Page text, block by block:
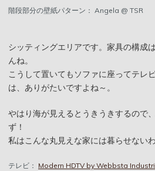
階段部分の壁紙パターン： Angela @ TSR
シッティングエリアです。家具の構成
んね。
こうして置いてもソファに座ってテレ
は、ありがたいですよね～。
やはり海が見えるとうきうきするので
ず！
私はこんな丸見えな家には暮らせないわ
テレビ： Modern HDTV by Webbsta